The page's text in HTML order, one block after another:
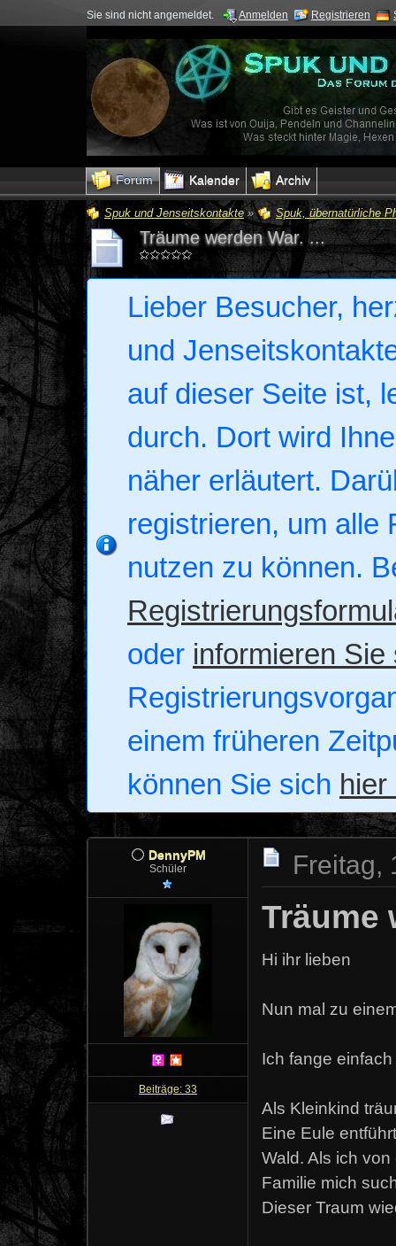
Sie sind nicht angemeldet. Anmelden Registrieren
Forum Kalender Archiv
Spuk und Jenseitskontakte» Spuk, übernatürliche
Träume werden War. ...
Lieber Besucher,
und
auf dieser Seite ist,
durch. Dort wird
näher erläutert.
registrieren, um alle
nutzen zu können.
oder informieren
einem früheren
können Sie sich hier
DennyPM
Schüler
Beiträge: 33
Freitag,
Träume
Hi ihr lieben
Nun mal zu
Ich fange
Als Kleinkind
Eine Eule
Wald. Als ich
Familie mich
Dieser Traum